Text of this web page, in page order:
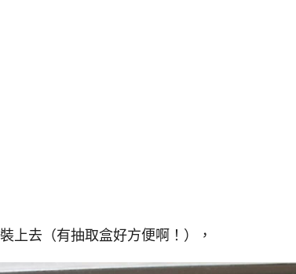
上去（有抽取盒好方便啊！），